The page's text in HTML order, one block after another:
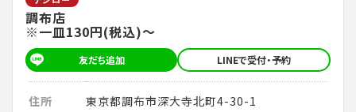
調布店
※一皿130円(税込)～
友だち追加 LINEで受付・予約
住所
東京都調布市深大寺北町4-30-1